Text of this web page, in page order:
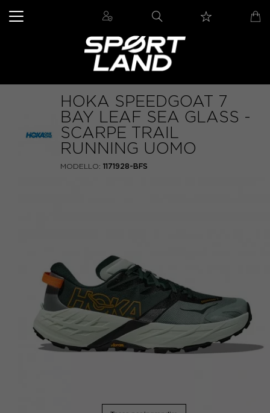
HOKA SPEEDGOAT 7
BAY LEAF SEA GLASS -
SCARPE TRAIL
RUNNING UOMO
MODELLO: 1171928-BFS